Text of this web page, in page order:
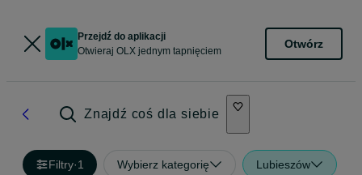
Przejdź do aplikacji
Otwieraj OLX jednym tapnięciem
Otwórz
Znajdź coś dla siebie
Filtry·1 Wybierz kategorię Lubieszów